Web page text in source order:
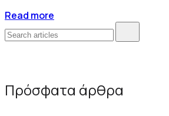
Read more
Πρόσφατα άρθρα